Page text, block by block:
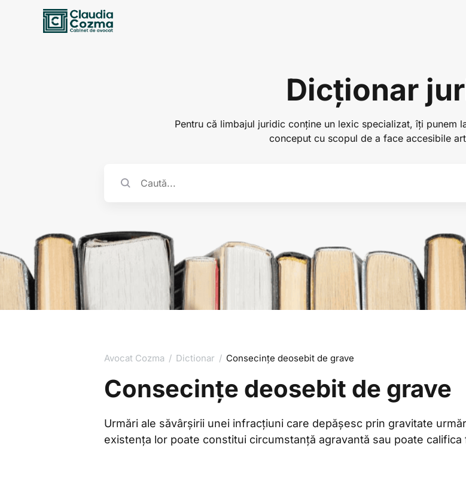
Dicționar
Pentru că limbajul juridic conține un lexic specializat, îți punem
conceput cu scopul de a face accesibile
Avocat Cozma / Dictionar / Consecințe deosebit de grave
Consecințe deosebit de grave
Urmări ale săvârșirii unei infracțiuni care depășesc prin gravitate
existența lor poate constitui circumstanță agravantă sau poate califica